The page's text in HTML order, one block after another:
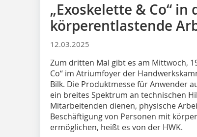
„Exoskelette & Co“
körperentlastende
12.03.2025
Zum dritten Mal gibt es am Mittwoch,
Co“ im Atriumfoyer der
Bilk. Die Produktmesse für Anwender
ein breites Spektrum an technischen
Mitarbeitenden dienen, physische
Beschäftigung von Personen mit
ermöglichen, heißt es von der HWK.